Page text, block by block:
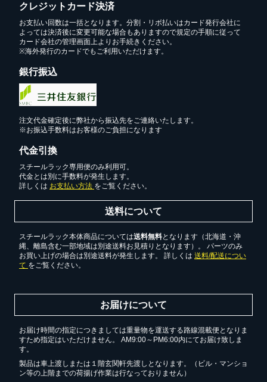
クレジットカード決済
お支払い回数は一括となります。分割・リボ払いはカード発行会社に
よっては決済後に変更可能な場合もありますので規定の手順に従って
カード会社の管理画面上よりお手続きください。
※海外発行のカードでもご利用いただけます。
銀行振込
注文代金確定後に弊社から振込先をご連絡いたします。
※お振込手数料はお客様のご負担になります
代金引換
スチールラック専用便のみ利用可。
代金とは別に手数料が発生します。
詳しくは お支払い方法 をご覧ください。
送料について
スチールラック本体商品については送料無料となります（北海道・沖
縄、離島含む一部地域は別途送料お見積りとなります）。 パーツのみ
お買い上げの場合は別途送料が発生します。 詳しくは 送料/配送につい
て をご覧ください。
お届けについて
お届け時間の指定につきましては重量物を運送する路線混載便となりま
すため指定はいただけません。 AM9:00～PM6:00内にてお届け致しま
す。
製品は車上渡しまたは１階玄関軒先渡しとなります。（ビル・マンショ
ン等の上階までの荷揚げ作業は行なっておりません）